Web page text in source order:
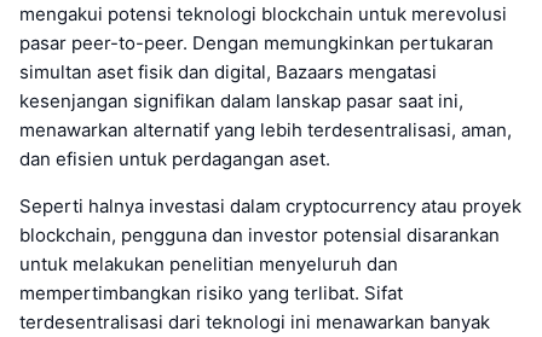
mengakui potensi teknologi blockchain untuk merevolusi
pasar peer-to-peer. Dengan memungkinkan pertukaran
simultan aset fisik dan digital, Bazaars mengatasi
kesenjangan signifikan dalam lanskap pasar saat ini,
menawarkan alternatif yang lebih terdesentralisasi, aman,
dan efisien untuk perdagangan aset.
Seperti halnya investasi dalam cryptocurrency atau proyek
blockchain, pengguna dan investor potensial disarankan
untuk melakukan penelitian menyeluruh dan
mempertimbangkan risiko yang terlibat. Sifat
terdesentralisasi dari teknologi ini menawarkan banyak